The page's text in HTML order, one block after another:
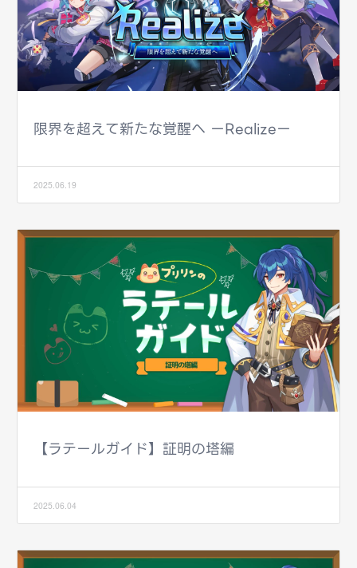
限界を超えて新たな覚醒へ ーRealizeー
2025.06.19
【ラテールガイド】証明の塔編
2025.06.04